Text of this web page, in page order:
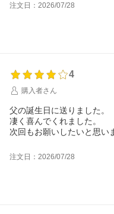
注文日：2026/07/28
4
購入者さん
父の誕生日に送りました。
凄く喜んでくれました。
次回もお願いしたいと思い
注文日：2026/07/28